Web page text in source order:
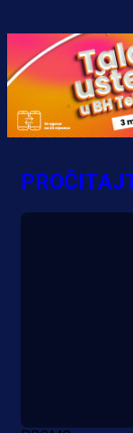
trijumf
4 h 33 min